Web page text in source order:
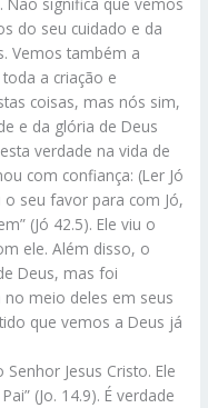
do seu cuidado e da
Vemos também a
a criação e
coisas, mas nós sim,
e da glória de Deus
verdade na vida de
com confiança: (Ler Jó
seu favor para com Jó,
(Jó 42.5). Ele viu o
ele. Além disso, o
Deus, mas foi
meio deles em seus
que vemos a Deus já
Jesus Cristo. Ele
(Jo. 14.9). É verdade